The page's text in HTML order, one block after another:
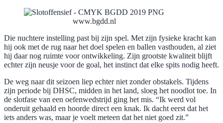
www.bgdd.nl
Die nuchtere instelling past bij zijn spel. Met zijn fysieke kracht kan
hij ook met de rug naar het doel spelen en ballen vasthouden, al ziet
hij daar nog ruimte voor ontwikkeling. Zijn grootste kwaliteit blijft
echter zijn neusje voor de goal, het instinct dat elke spits nodig heeft.
De weg naar dit seizoen liep echter niet zonder obstakels. Tijdens
zijn periode bij DHSC, midden in het land, sloeg het noodlot toe. In
de slotfase van een oefenwedstrijd ging het mis. “Ik werd vol
onderuit gehaald en hoorde direct een knak. Ik dacht eerst dat het
iets anders was, maar je voelt meteen dat het niet goed zit.”